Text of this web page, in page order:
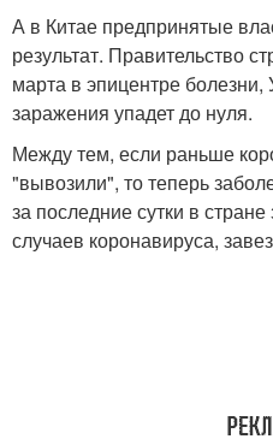
А в Китае предпринятые
результат. Правительство
марта в эпицентре
заражения упадет до нуля.
Между тем, если раньше
"вывозили", то теперь
за последние сутки в
случаев коронавируса,